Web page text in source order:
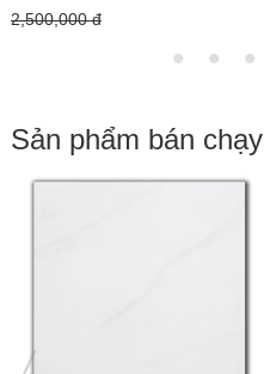
2,500,000 đ
Sản phẩm bán chạy